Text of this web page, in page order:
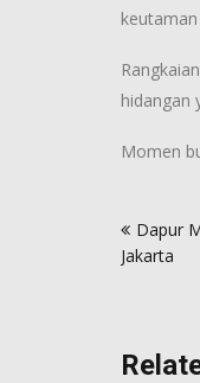
hidangan
Momen
Dapur
Jakarta